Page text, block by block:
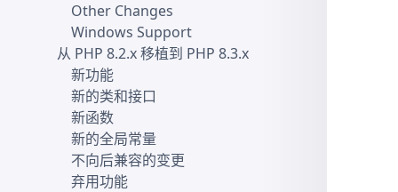
Other Changes
Windows Support
从 PHP 8.2.x 移植到 PHP 8.3.x
新功能
新的类和接口
新函数
新的全局常量
不向后兼容的变更
弃用功能